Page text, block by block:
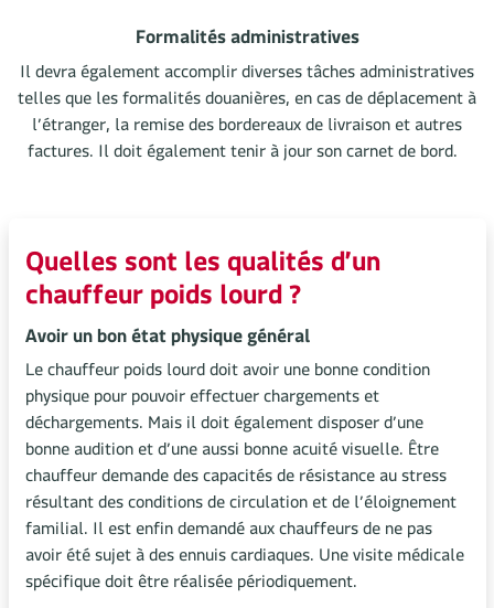
Formalités administratives
Il devra également accomplir diverses tâches administratives
telles que les formalités douanières, en cas de déplacement à
l’étranger, la remise des bordereaux de livraison et autres
factures. Il doit également tenir à jour son carnet de bord.
Quelles sont les qualités d’un
chauffeur poids lourd ?
Avoir un bon état physique général
Le chauffeur poids lourd doit avoir une bonne condition
physique pour pouvoir effectuer chargements et
déchargements. Mais il doit également disposer d’une
bonne audition et d’une aussi bonne acuité visuelle. Être
chauffeur demande des capacités de résistance au stress
résultant des conditions de circulation et de l’éloignement
familial. Il est enfin demandé aux chauffeurs de ne pas
avoir été sujet à des ennuis cardiaques. Une visite médicale
spécifique doit être réalisée périodiquement.